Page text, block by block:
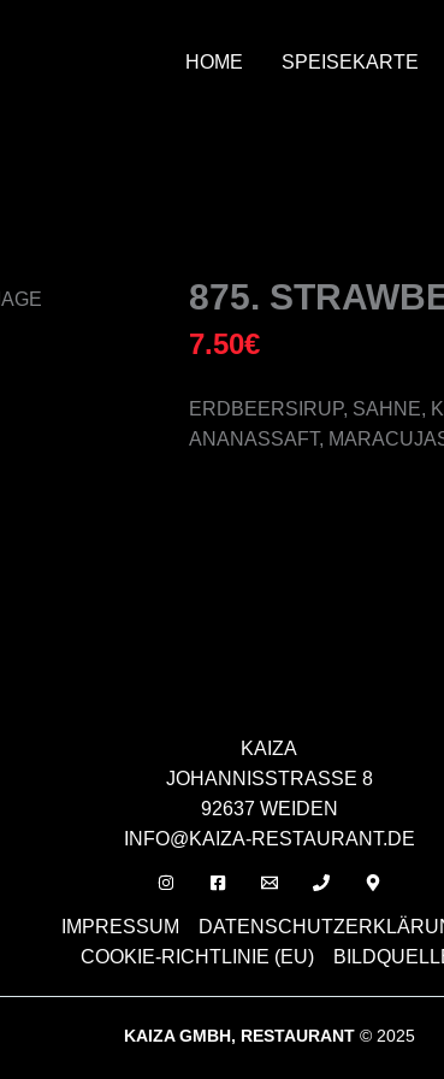
HOME SPEISEKARTE
875.
7.50€
ERDBEERSIRUP, SAHNE,
ANANASSAFT,
KAIZA
JOHANNISSTRASSE 8
92637 WEIDEN
INFO@KAIZA-RESTAURANT.DE
IMPRESSUM
COOKIE-RICHTLINIE (EU)
KAIZA GMBH, RESTAURANT© 2025